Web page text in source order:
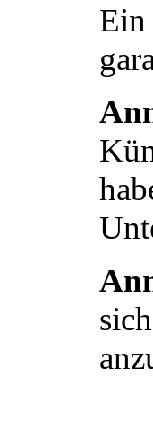
Ein